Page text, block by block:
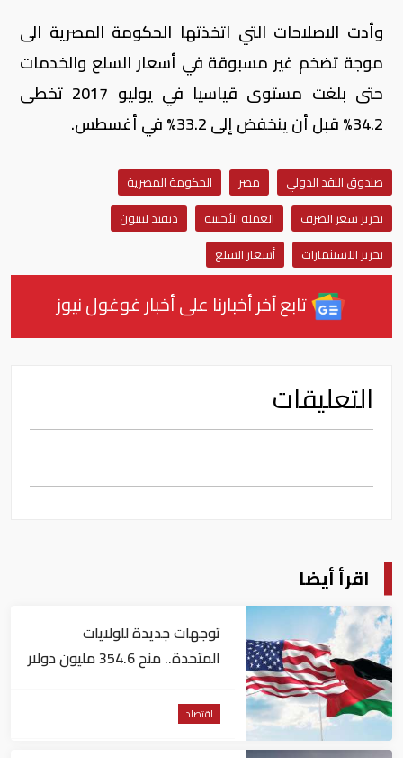
وأدت الاصلاحات التي اتخذتها الحكومة المصرية الى
موجة تضخم غير مسبوقة في أسعار السلع والخدمات
حتى بلغت مستوى قياسيا في يوليو 2017 تخطى
34.2% قبل أن ينخفض إلى 33.2% في أغسطس.
صندوق النقد الدولي مصر
الحكومة المصرية
تحرير سعر الصرف
العملة الأجنبية
ديفيد ليبتون
تحرير الاستثمارات
أسعار السلع
تابع آخر أخبارنا على أخبار غوغول نيوز
التعليقات
اقرأ أيضا
توجهات جديدة للولايات
المتحدة.. منح 354.6 مليون دولار
اقتصاد